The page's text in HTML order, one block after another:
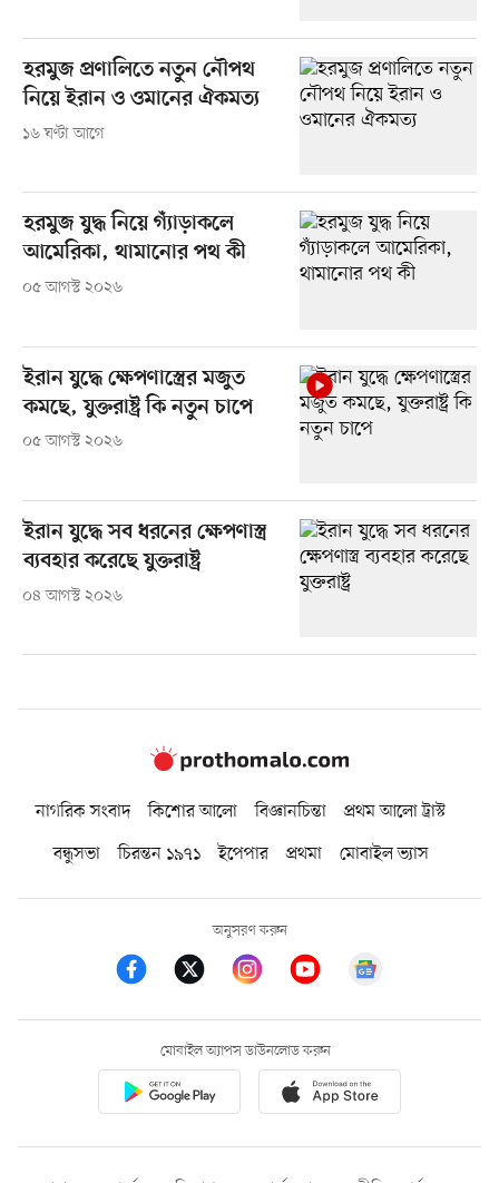
হরমুজ প্রণালিতে নতুন নৌপথ
নিয়ে ইরান ও ওমানের ঐকমত্য
১৬ ঘণ্টা আগে
হরমুজ যুদ্ধ নিয়ে গ্যাঁড়াকলে
আমেরিকা, থামানোর পথ কী
০৫ আগস্ট ২০২৬
ইরান যুদ্ধে ক্ষেপণাস্ত্রের মজুত
কমছে, যুক্তরাষ্ট্র কি নতুন চাপে
০৫ আগস্ট ২০২৬
ইরান যুদ্ধে সব ধরনের ক্ষেপণাস্ত্র
ব্যবহার করেছে যুক্তরাষ্ট্র
০৪ আগস্ট ২০২৬
নাগরিক সংবাদ কিশোর আলো বিজ্ঞানচিন্তা
প্রথম আলো ট্রাস্ট
বন্ধুসভা
চিরন্তন ১৯৭১ ইপেপার প্রথমা মোবাইল ভ্যাস
অনুসরণ করুন
মোবাইল অ্যাপস ডাউনলোড করুন